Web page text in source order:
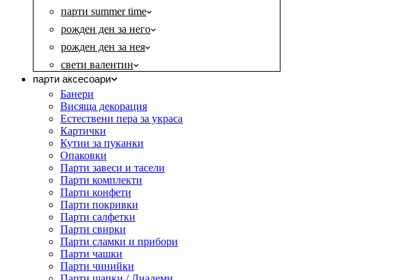
парти summer time
рожден ден за него
рожден ден за нея
свети валентин
парти аксесоари
Банери
Висяща декорация
Естествени пера за украса
Картички
Кутии за пуканки
Опаковки
Парти завеси и тасели
Парти комплекти
Парти конфети
Парти покривки
Парти салфетки
Парти свирки
Парти сламки и прибори
Парти чашки
Парти чинийки